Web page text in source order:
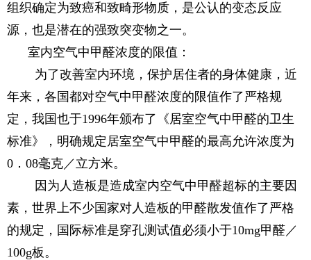
组织确定为致癌和致畸形物质，是公认的变态反应
源，也是潜在的强致突变物之一。
室内空气中甲醛浓度的限值：
为了改善室内环境，保护居住者的身体健康，近
年来，各国都对空气中甲醛浓度的限值作了严格规
定，我国也于1996年颁布了《居室空气中甲醛的卫生
标准》，明确规定居室空气中甲醛的最高允许浓度为
0．08毫克／立方米。
因为人造板是造成室内空气中甲醛超标的主要因
素，世界上不少国家对人造板的甲醛散发值作了严格
的规定，国际标准是穿孔测试值必须小于10mg甲醛／
100g板。